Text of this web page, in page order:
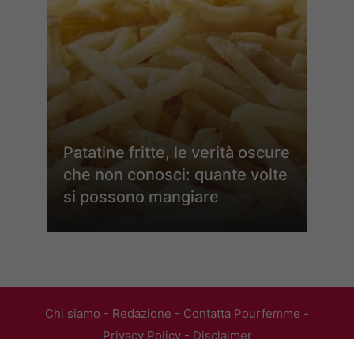
Patatine fritte, le verità oscure
che non conosci: quante volte
si possono mangiare
Chi siamo - Redazione - Contatta Pourfemme -
Privacy Policy- Disclaimer